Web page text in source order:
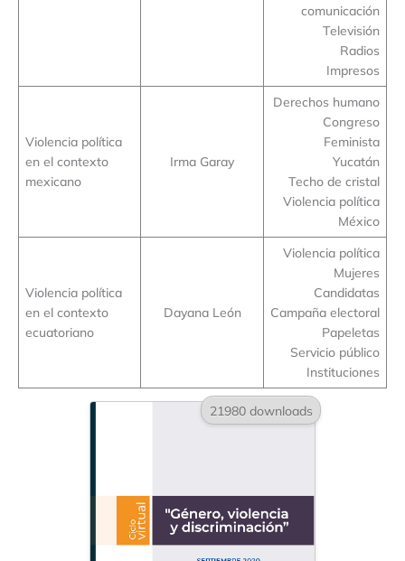
comunicación
Televisión
Radios
Impresos
Violencia política
en el contexto
mexicano
Irma Garay
Derechos humano
Congreso
Feminista
Yucatán
Techo de cristal
Violencia política
México
Violencia política
en el contexto
ecuatoriano
Dayana León
Violencia política
Mujeres
Candidatas
Campaña electoral
Papeletas
Servicio público
Instituciones
21980 downloads